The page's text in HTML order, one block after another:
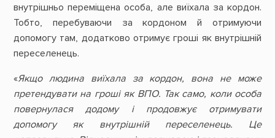
внутрішньо переміщена особа, але виїхала за кордон.
Тобто, перебуваючи за кордоном й отримуючи
допомогу там, додатково отримує гроші як внутрішній
переселенець.
«Якщо людина виїхала за кордон, вона не може
претендувати на гроші як ВПО. Так само, коли особа
повернулася додому і продовжує отримувати
допомогу як внутрішній переселенець. Це